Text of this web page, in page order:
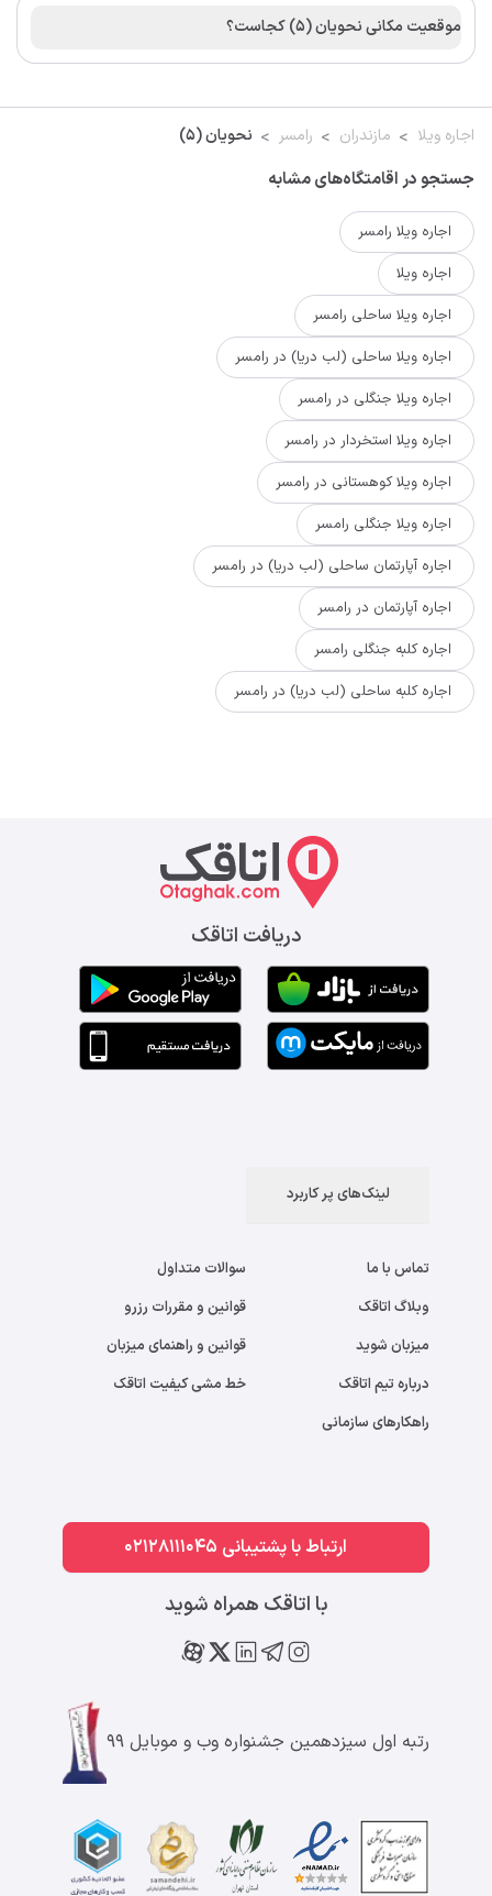
موقعیت مکانی نحویان (5) کجاست؟
اجاره ویلا مازندران رامسر نحویان (5)
جستجو در اقامتگاه‌های مشابه
اجاره ویلا رامسر
اجاره ویلا
اجاره ویلا ساحلی رامسر
اجاره ویلا ساحلی (لب دریا) در رامسر
اجاره ویلا جنگلی در رامسر
اجاره ویلا استخردار در رامسر
اجاره ویلا کوهستانی در رامسر
اجاره ویلا جنگلی رامسر
اجاره آپارتمان ساحلی (لب دریا) در رامسر
اجاره آپارتمان در رامسر
اجاره کلبه جنگلی رامسر
اجاره کلبه ساحلی (لب دریا) در رامسر
دریافت اتاقک
لینک‌های پر کاربرد
تماس با ما
وبلاگ اتاقک
میزبان شوید
درباره تیم اتاقک
راهکارهای سازمانی
سوالات متداول
قوانین و مقررات رزرو
قوانین و راهنمای میزبان
خط مشی کیفیت اتاقک
ارتباط با پشتیبانی 02128111045
با اتاقک همراه شوید
رتبه اول سیزدهمین جشنواره وب و موبایل ۹۹